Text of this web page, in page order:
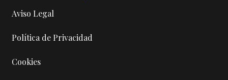
Aviso Legal
Política de Privacidad
Cookies